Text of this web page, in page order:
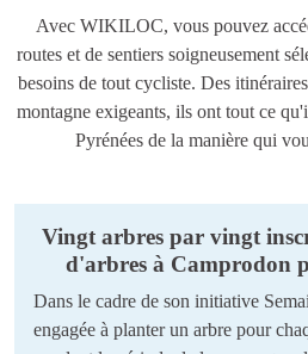
Avec WIKILOC, vous pouvez
routes et de sentiers soigneusement
besoins de tout cycliste. Des
montagne exigeants, ils ont tout ce
Pyrénées de la manière qui
Vingt arbres par vingt
d'arbres à Camprodon
Dans le cadre de son initiative
engagée à planter un arbre pour